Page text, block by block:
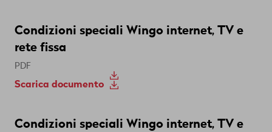
Condizioni speciali Wingo internet, TV e
rete fissa
PDF
Scarica documento
Condizioni speciali Wingo internet, TV e